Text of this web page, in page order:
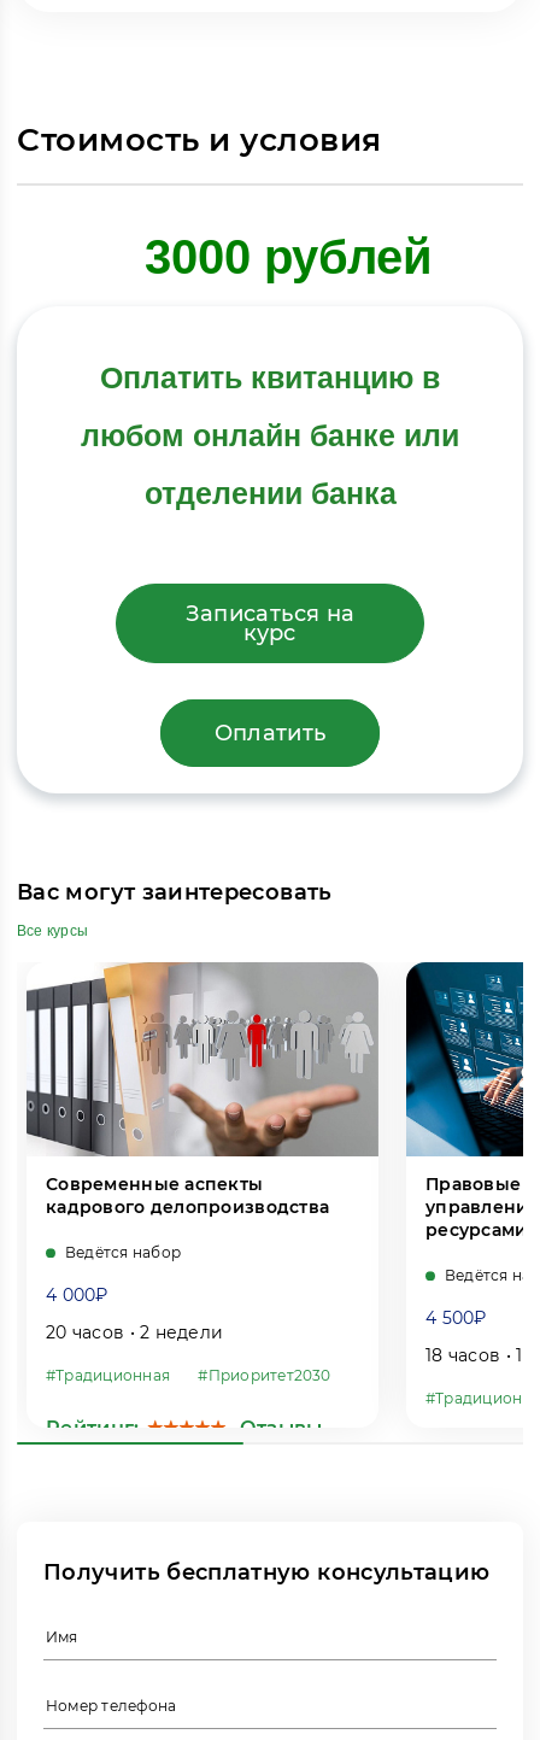
Стоимость и условия
3000 рублей
Оплатить квитанцию в
любом онлайн банке или
отделении банка
Записаться на
курс
Оплатить
Вас могут заинтересовать
Все курсы
Современные аспекты
кадрового делопроизводства
Ведётся набор
4 000₽
20 часов • 2 недели
#Традиционная #Приоритет2030
Рейтинг: Отзывы
Правовые
ресурсами
Ведётся
4 500₽
18 часов • 1
Получить бесплатную консультацию